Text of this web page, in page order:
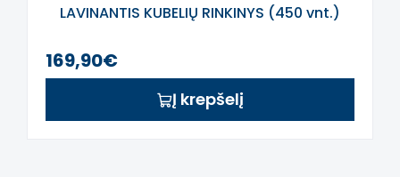
LAVINANTIS KUBELIŲ RINKINYS (450 vnt.)
169,90€
Į krepšelį